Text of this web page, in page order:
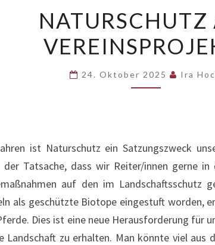
ALS
NATURSCHUTZ
24. Oktober 2025 Ira
ist Naturschutz ein Satzungszweck
der Tatsache, dass wir Reiter/innen gerne
auf den im Landschaftsschutz
als geschützte Biotope eingestuft worden,
Dies ist eine neue Herausforderung für
Landschaft zu erhalten. Man könnte viel aus